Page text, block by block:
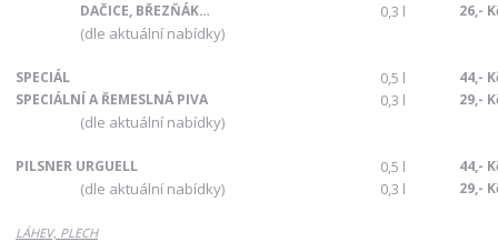
DAČICE, BŘEZŇÁK…
0,3 l 26,-
(dle aktuální nabídky)
SPECIÁL 0,5 l
44,-
SPECIÁLNÍ A ŘEMESLNÁ PIVA
0,3 l 29,-
(dle aktuální nabídky)
PILSNER URGUELL 0,5 l 44,-
(dle aktuální nabídky) 0,3 l 29,-
LÁHEV, PLECH